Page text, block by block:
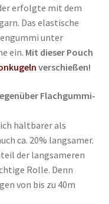
erfolgte mit dem
Das elastische
unter
ein. Mit dieser Pouch
verschießen!
Flachgummi-
haltbarer als
ca. 20% langsamer.
der langsameren
Rolle. Denn
von bis zu 40m